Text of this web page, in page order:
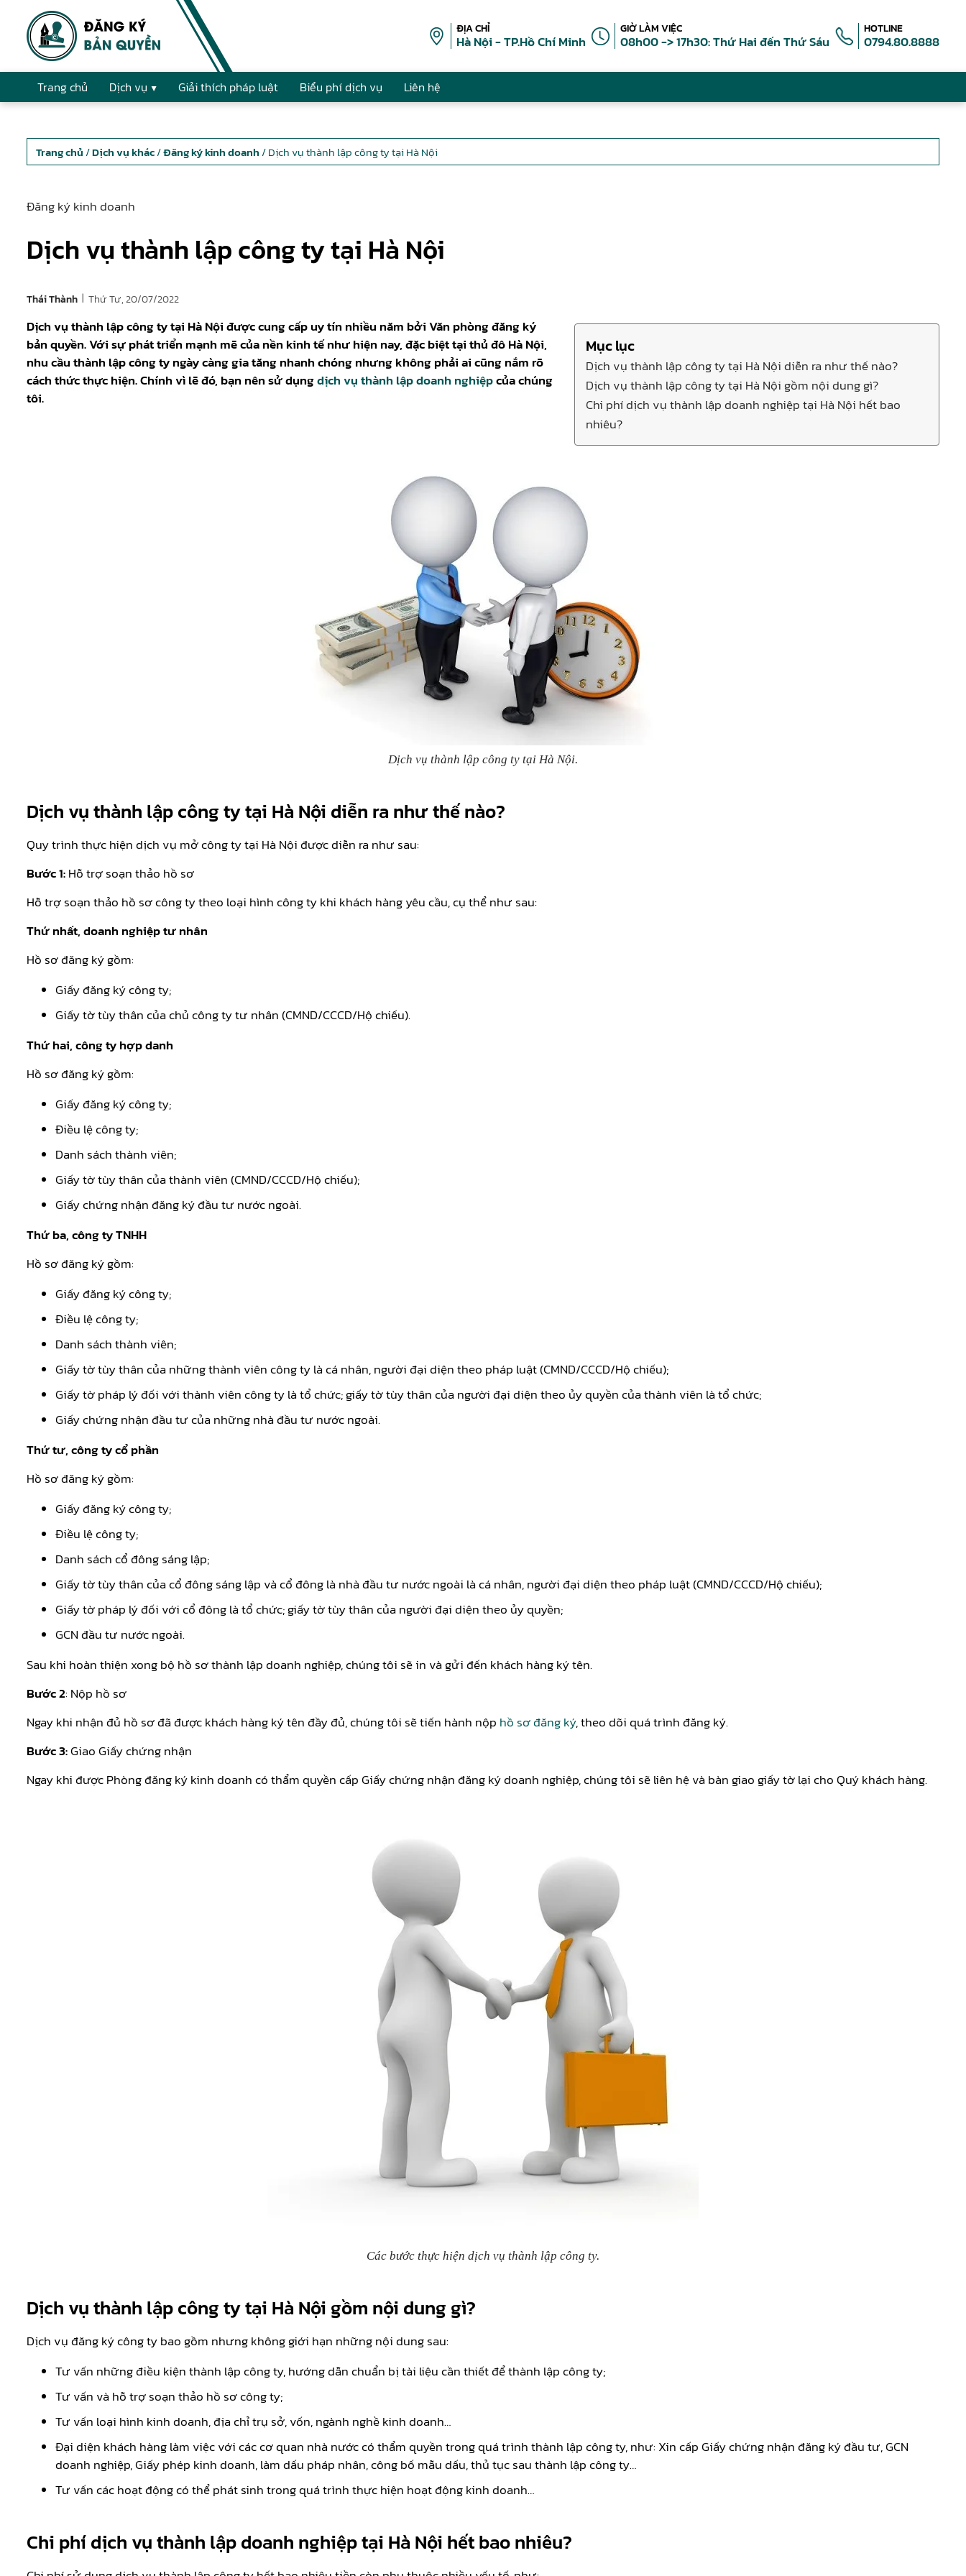
ĐỊA CHỈ
Hà Nội - TP.Hồ Chí Minh
GIỜ LÀM VIỆC
08h00 -> 17h30: Thứ Hai đến Thứ Sáu
HOTLINE
0794.80.8888
Trang chủ Dịch vụ Giải thích pháp luật Biểu phí dịch vụ Liên hệ
Trang chủ /Dịch vụ khác/Đăng ký kinh doanh / Dịch vụ thành lập công ty tại Hà Nội
Đăng ký kinh doanh
Dịch vụ thành lập công ty tại Hà Nội
Thái Thành | Thứ Tư, 20/07/2022
Mục lục
Dịch vụ thành lập công ty tại Hà Nội diễn ra như thế nào?
Dịch vụ thành lập công ty tại Hà Nội gồm nội dung gì?
Chi phí dịch vụ thành lập doanh nghiệp tại Hà Nội hết bao
nhiêu?
Dịch vụ thành lập công ty tại Hà Nội được cung cấp uy tín nhiều năm bởi Văn phòng đăng ký
bản quyền. Với sự phát triển mạnh mẽ của nền kinh tế như hiện nay, đặc biệt tại thủ đô Hà Nội,
nhu cầu thành lập công ty ngày càng gia tăng nhanh chóng nhưng không phải ai cũng nắm rõ
cách thức thực hiện. Chính vì lẽ đó, bạn nên sử dụngdịch vụ thành lập doanh nghiệpcủa chúng
tôi.
Dịch vụ thành lập công ty tại Hà Nội.
Dịch vụ thành lập công ty tại Hà Nội diễn ra như thế nào?
Quy trình thực hiện dịch vụ mở công ty tại Hà Nội được diễn ra như sau:
Bước 1:Hỗ trợ soạn thảo hồ sơ
Hỗ trợ soạn thảo hồ sơ công ty theo loại hình công ty khi khách hàng yêu cầu, cụ thể như sau:
Thứ nhất, doanh nghiệp tư nhân
Hồ sơ đăng ký gồm:
Giấy đăng ký công ty;
Giấy tờ tùy thân của chủ công ty tư nhân (CMND/CCCD/Hộ chiếu).
Thứ hai, công ty hợp danh
Hồ sơ đăng ký gồm:
Giấy đăng ký công ty;
Điều lệ công ty;
Danh sách thành viên;
Giấy tờ tùy thân của thành viên (CMND/CCCD/Hộ chiếu);
Giấy chứng nhận đăng ký đầu tư nước ngoài.
Thứ ba, công ty TNHH
Hồ sơ đăng ký gồm:
Giấy đăng ký công ty;
Điều lệ công ty;
Danh sách thành viên;
Giấy tờ tùy thân của những thành viên công ty là cá nhân, người đại diện theo pháp luật (CMND/CCCD/Hộ chiếu);
Giấy tờ pháp lý đối với thành viên công ty là tổ chức; giấy tờ tùy thân của người đại diện theo ủy quyền của thành viên là tổ chức;
Giấy chứng nhận đầu tư của những nhà đầu tư nước ngoài.
Thứ tư, công ty cổ phần
Hồ sơ đăng ký gồm:
Giấy đăng ký công ty;
Điều lệ công ty;
Danh sách cổ đông sáng lập;
Giấy tờ tùy thân của cổ đông sáng lập và cổ đông là nhà đầu tư nước ngoài là cá nhân, người đại diện theo pháp luật (CMND/CCCD/Hộ chiếu);
Giấy tờ pháp lý đối với cổ đông là tổ chức; giấy tờ tùy thân của người đại diện theo ủy quyền;
GCN đầu tư nước ngoài.
Sau khi hoàn thiện xong bộ hồ sơ thành lập doanh nghiệp, chúng tôi sẽ in và gửi đến khách hàng ký tên.
Bước 2: Nộp hồ sơ
Ngay khi nhận đủ hồ sơ đã được khách hàng ký tên đầy đủ, chúng tôi sẽ tiến hành nộp hồ sơ đăng ký, theo dõi quá trình đăng ký.
Bước 3:Giao Giấy chứng nhận
Ngay khi được Phòng đăng ký kinh doanh có thẩm quyền cấp Giấy chứng nhận đăng ký doanh nghiệp, chúng tôi sẽ liên hệ và bàn giao giấy tờ lại cho Quý khách hàng.
Các bước thực hiện dịch vụ thành lập công ty.
Dịch vụ thành lập công ty tại Hà Nội gồm nội dung gì?
Dịch vụ đăng ký công ty bao gồm nhưng không giới hạn những nội dung sau:
Tư vấn những điều kiện thành lập công ty, hướng dẫn chuẩn bị tài liệu cần thiết để thành lập công ty;
Tư vấn và hỗ trợ soạn thảo hồ sơ công ty;
Tư vấn loại hình kinh doanh, địa chỉ trụ sở, vốn, ngành nghề kinh doanh…
Đại diện khách hàng làm việc với các cơ quan nhà nước có thẩm quyền trong quá trình thành lập công ty, như: Xin cấp Giấy chứng nhận đăng ký đầu tư, GCN
doanh nghiệp, Giấy phép kinh doanh, làm dấu pháp nhân, công bố mẫu dấu, thủ tục sau thành lập công ty…
Tư vấn các hoạt động có thể phát sinh trong quá trình thực hiện hoạt động kinh doanh…
Chi phí dịch vụ thành lập doanh nghiệp tại Hà Nội hết bao nhiêu?